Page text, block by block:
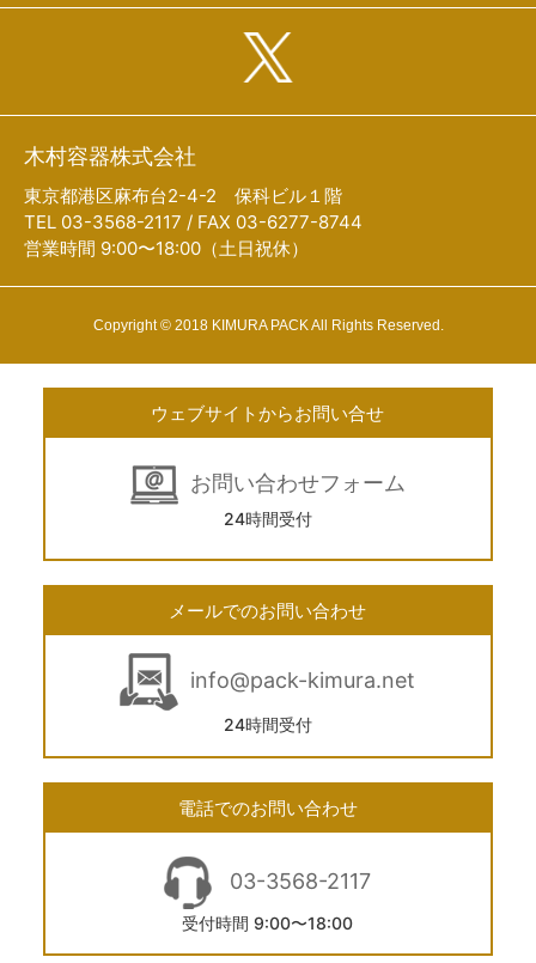
木村容器株式会社
東京都港区麻布台2-4-2 保科ビル１階
TEL 03-3568-2117 / FAX 03-6277-8744
営業時間 9:00〜18:00（土日祝休）
Copyright © 2018 KIMURA PACK All Rights Reserved.
ウェブサイトからお問い合せ
お問い合わせフォーム
24時間受付
メールでのお問い合わせ
info@pack-kimura.net
24時間受付
電話でのお問い合わせ
03-3568-2117
受付時間 9:00〜18:00